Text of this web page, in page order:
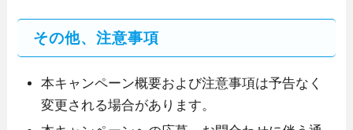
その他、注意事項
本キャンペーン概要および注意事項は予告なく
変更される場合があります。